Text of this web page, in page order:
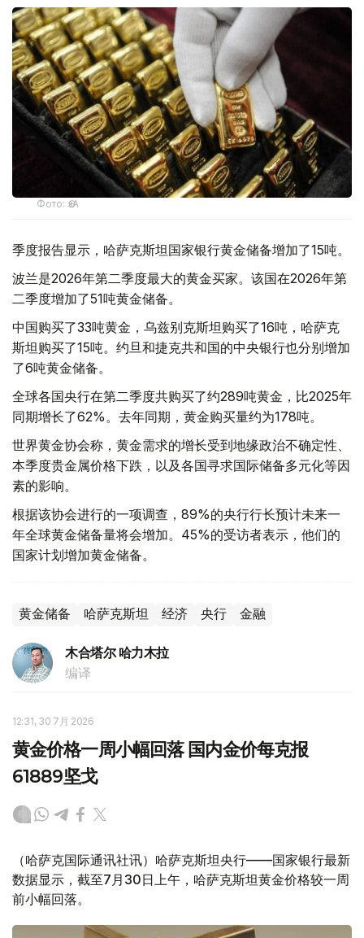
Фото: ӨзА
季度报告显示，哈萨克斯坦国家银行黄金储备增加了15吨。
波兰是2026年第二季度最大的黄金买家。该国在2026年第
二季度增加了51吨黄金储备。
中国购买了33吨黄金，乌兹别克斯坦购买了16吨，哈萨克
斯坦购买了15吨。约旦和捷克共和国的中央银行也分别增加
了6吨黄金储备。
全球各国央行在第二季度共购买了约289吨黄金，比2025年
同期增长了62%。去年同期，黄金购买量约为178吨。
世界黄金协会称，黄金需求的增长受到地缘政治不确定性、
本季度贵金属价格下跌，以及各国寻求国际储备多元化等因
素的影响。
根据该协会进行的一项调查，89%的央行行长预计未来一
年全球黄金储备量将会增加。45%的受访者表示，他们的
国家计划增加黄金储备。
黄金储备 哈萨克斯坦 经济 央行 金融
木合塔尔 哈力木拉
编译
12:31, 30 7月 2026
黄金价格一周小幅回落 国内金价每克报
61889坚戈
（哈萨克国际通讯社讯）哈萨克斯坦央行——国家银行最新
数据显示，截至7月30日上午，哈萨克斯坦黄金价格较一周
前小幅回落。